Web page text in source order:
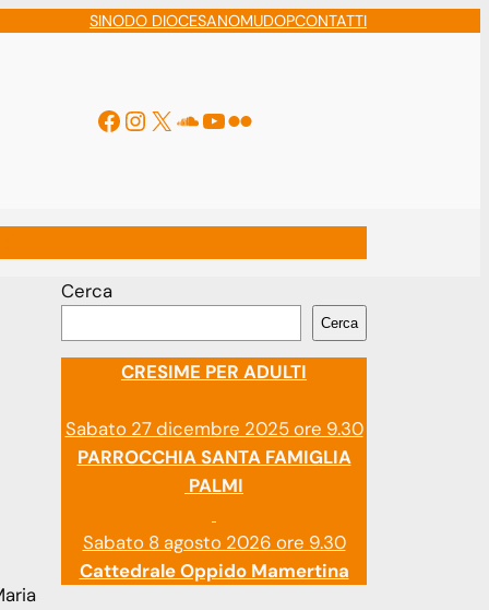
SINODO DIOCESANOMUDOPCONTATTI
Facebook
Instagram
X Soundcloud
YouTube
Flickr
Cerca
Cerca
CRESIME PER ADULTI
Sabato 27 dicembre 2025 ore 9.30
PARROCCHIA SANTA FAMIGLIA
PALMI
Sabato 8 agosto 2026 ore 9.30
Cattedrale Oppido Mamertina